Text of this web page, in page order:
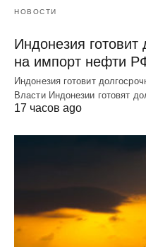
НОВОСТИ
Индонезия готовит
на импорт нефти
Индонезия готовит
Власти Индонезии готовят
17 часов ago